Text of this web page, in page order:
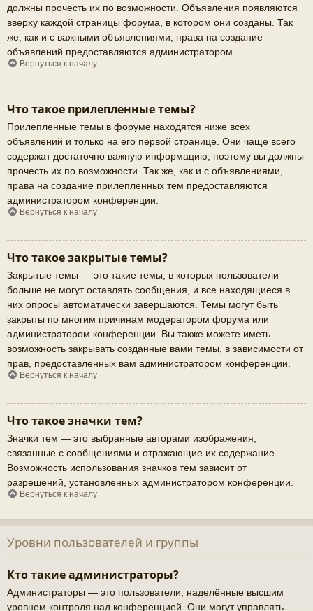
должны прочесть их по возможности. Объявления появляются
вверху каждой страницы форума, в котором они созданы. Так
же, как и с важными объявлениями, права на создание
объявлений предоставляются администратором.
Вернуться к началу
Что такое прилепленные темы?
Прилепленные темы в форуме находятся ниже всех
объявлений и только на его первой странице. Они чаще всего
содержат достаточно важную информацию, поэтому вы должны
прочесть их по возможности. Так же, как и с объявлениями,
права на создание прилепленных тем предоставляются
администратором конференции.
Вернуться к началу
Что такое закрытые темы?
Закрытые темы — это такие темы, в которых пользователи
больше не могут оставлять сообщения, и все находящиеся в
них опросы автоматически завершаются. Темы могут быть
закрыты по многим причинам модератором форума или
администратором конференции. Вы также можете иметь
возможность закрывать созданные вами темы, в зависимости от
прав, предоставленных вам администратором конференции.
Вернуться к началу
Что такое значки тем?
Значки тем — это выбранные авторами изображения,
связанные с сообщениями и отражающие их содержание.
Возможность использования значков тем зависит от
разрешений, установленных администратором конференции.
Вернуться к началу
Уровни пользователей и группы
Кто такие администраторы?
Администраторы — это пользователи, наделённые высшим
уровнем контроля над конференцией. Они могут управлять